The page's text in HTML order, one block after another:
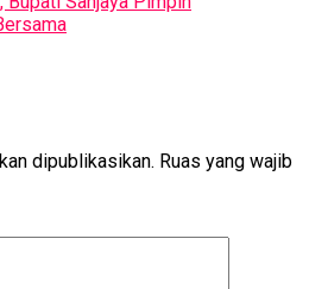
dipublikasikan. Ruas yang wajib